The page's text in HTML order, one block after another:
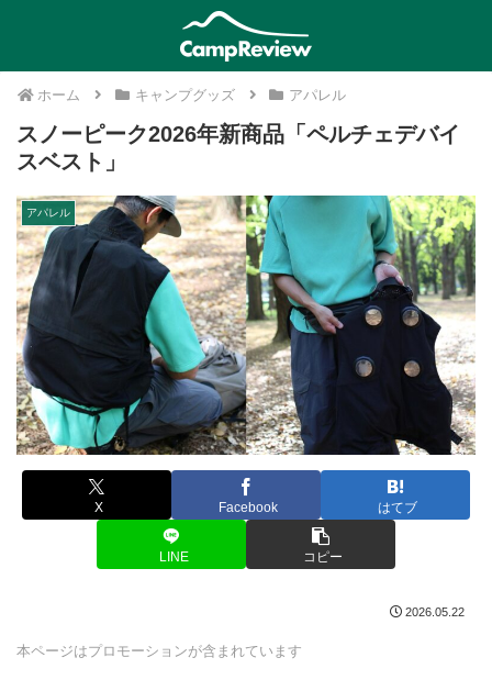
ホーム キャンプグッズ アパレル
スノーピーク2026年新商品「ペルチェデバイ
スベスト」
アパレル
X Facebook はてブ
LINE コピー
2026.05.22
本ページはプロモーションが含まれています